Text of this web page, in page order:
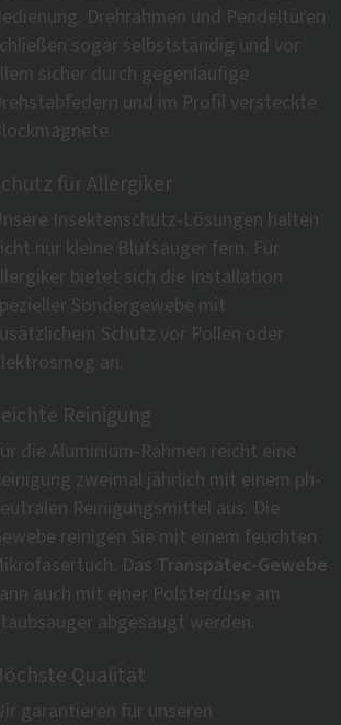
Drehrahmen und Pendeltüren
sogar selbstständig und vor
sicher durch gegenläufige
und im Profil versteckte
für Allergiker
Insektenschutz-Lösungen halten
nur kleine Blutsauger fern. Für
bietet sich die Installation
Sondergewebe mit
Schutz vor Pollen oder
an.
Reinigung
die Aluminium-Rahmen reicht eine
zweimal jährlich mit einem ph-
Reinigungsmittel aus. Die
reinigen Sie mit einem feuchten
Das Transpatec-Gewebe
auch mit einer Polsterdüse am
abgesaugt werden.
Qualität
garantieren für unseren